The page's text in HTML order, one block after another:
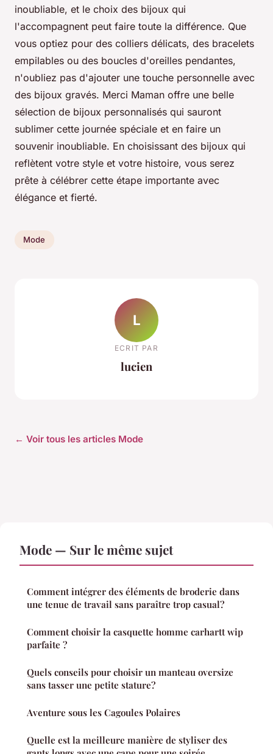
inoubliable, et le choix des bijoux qui
l'accompagnent peut faire toute la différence. Que
vous optiez pour des colliers délicats, des bracelets
empilables ou des boucles d'oreilles pendantes,
n'oubliez pas d'ajouter une touche personnelle avec
des bijoux gravés. Merci Maman offre une belle
sélection de bijoux personnalisés qui sauront
sublimer cette journée spéciale et en faire un
souvenir inoubliable. En choisissant des bijoux qui
reflètent votre style et votre histoire, vous serez
prête à célébrer cette étape importante avec
élégance et fierté.
Mode
L
ECRIT PAR
lucien
← Voir tous les articles Mode
Mode — Sur le même sujet
Comment intégrer des éléments de broderie dans
une tenue de travail sans paraître trop casual?
Comment choisir la casquette homme carhartt wip
parfaite ?
Quels conseils pour choisir un manteau oversize
sans tasser une petite stature?
Aventure sous les Cagoules Polaires
Quelle est la meilleure manière de styliser des